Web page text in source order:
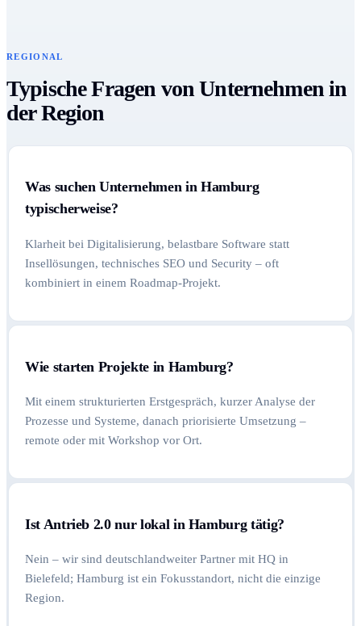
REGIONAL
Typische Fragen von Unternehmen in
der Region
Was suchen Unternehmen in Hamburg
typischerweise?
Klarheit bei Digitalisierung, belastbare Software statt
Insellösungen, technisches SEO und Security – oft
kombiniert in einem Roadmap-Projekt.
Wie starten Projekte in Hamburg?
Mit einem strukturierten Erstgespräch, kurzer Analyse der
Prozesse und Systeme, danach priorisierte Umsetzung –
remote oder mit Workshop vor Ort.
Ist Antrieb 2.0 nur lokal in Hamburg tätig?
Nein – wir sind deutschlandweiter Partner mit HQ in
Bielefeld; Hamburg ist ein Fokusstandort, nicht die einzige
Region.